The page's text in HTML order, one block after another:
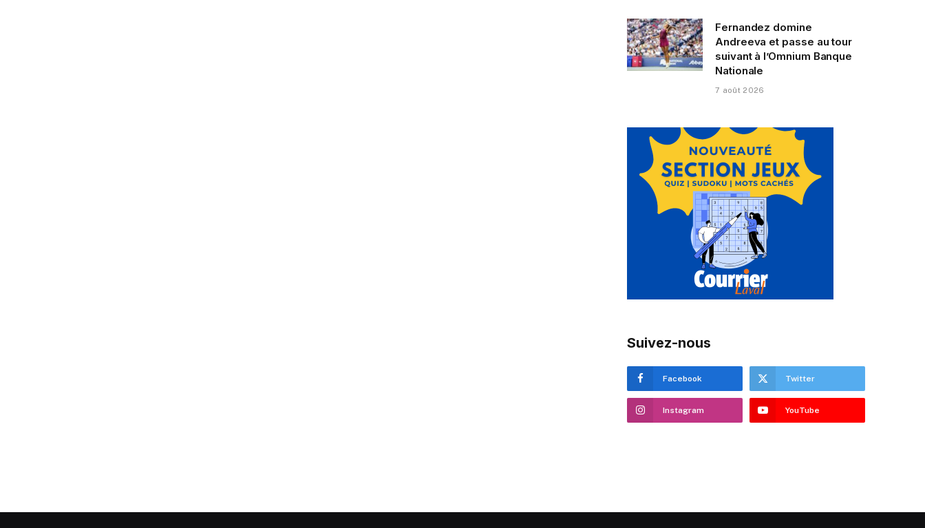
Fernandez domine
Andreeva et passe au tour
suivant à l’Omnium Banque
Nationale
7 août 2026
Suivez-nous
Facebook Twitter
Instagram YouTube